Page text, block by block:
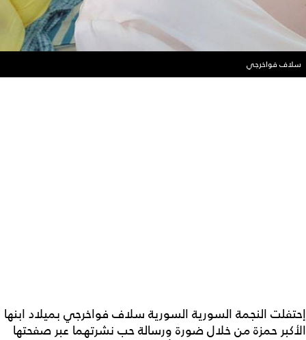
سلاف فواخرجي
إحتفلت النجمة السورية السورية سلاف فواخرجي بميلاد ابنها
الأكبر حمزة من خلال ضورة ورسالة حب نشرتهما عبر صفحتها